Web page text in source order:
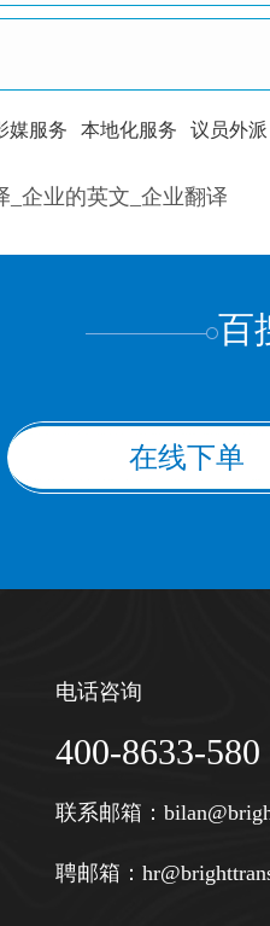
媒服务 本地化服务 议员外派
专业级 出版级 证件内容
_企业的英文_企业翻译
百
在线下单
电话咨询
400-8633-580
联系邮箱：
聘邮箱：